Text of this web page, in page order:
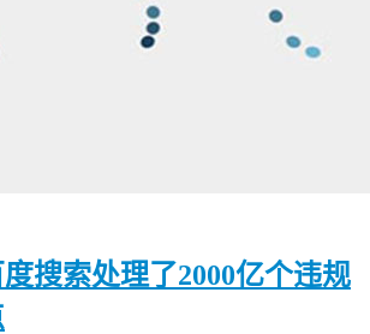
度搜索处理了2000亿个违规